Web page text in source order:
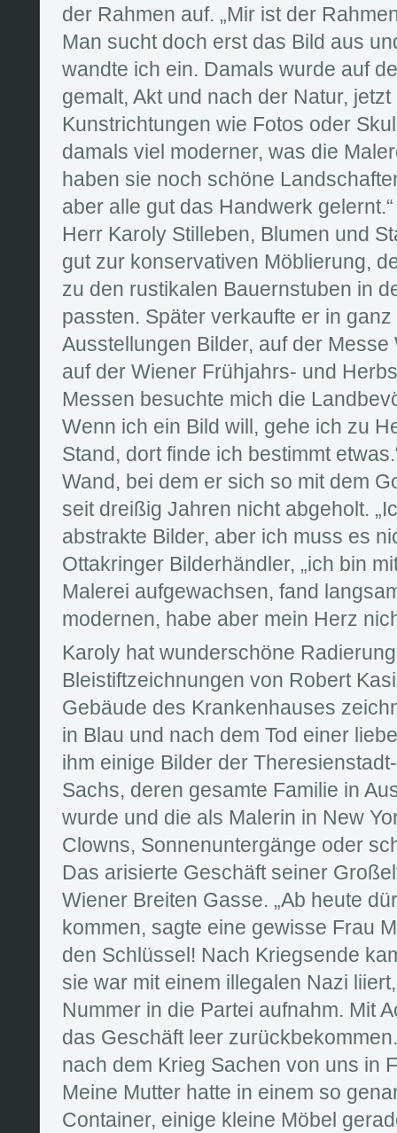
der Rahmen auf. „Mir ist der
Man sucht doch erst das Bild aus
wandte ich ein. Damals wurde auf
gemalt, Akt und nach der Natur,
Kunstrichtungen wie Fotos oder
damals viel moderner, was die
haben sie noch schöne
aber alle gut das Handwerk
Herr Karoly Stilleben, Blumen und
gut zur konservativen Möblierung,
zu den rustikalen Bauernstuben in
passten. Später verkaufte er in
Ausstellungen Bilder, auf der
auf der Wiener Frühjahrs- und
Messen besuchte mich die
Wenn ich ein Bild will, gehe ich zu
Stand, dort finde ich bestimmt
Wand, bei dem er sich so mit dem
seit dreißig Jahren nicht abgeholt.
abstrakte Bilder, aber ich muss es
Ottakringer Bilderhändler, „ich bin
Malerei aufgewachsen, fand
modernen, habe aber mein Herz
Karoly hat wunderschöne
Bleistiftzeichnungen von Robert
Gebäude des Krankenhauses
in Blau und nach dem Tod einer
ihm einige Bilder der
Sachs, deren gesamte Familie in
wurde und die als Malerin in New
Clowns, Sonnenuntergänge oder
Das arisierte Geschäft seiner
Wiener Breiten Gasse. „Ab heute
kommen, sagte eine gewisse Frau
den Schlüssel! Nach Kriegsende
sie war mit einem illegalen Nazi
Nummer in die Partei aufnahm. Mit
das Geschäft leer
nach dem Krieg Sachen von uns in
Meine Mutter hatte in einem so
Container, einige kleine Möbel